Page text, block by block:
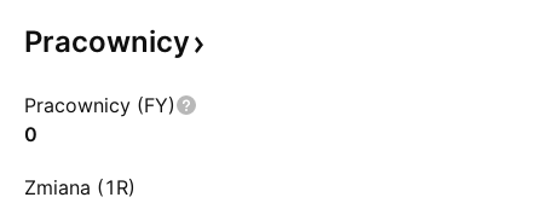
Pracownicy
Pracownicy (FY)
0
Zmiana (1R)